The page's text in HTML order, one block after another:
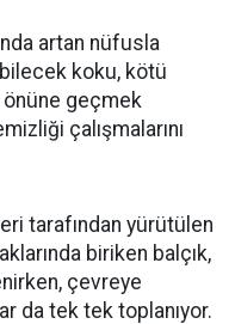
artan nüfusla
koku, kötü
önüne geçmek
çalışmalarını
tarafından yürütülen
biriken balçık,
çevreye
da tek tek toplanıyor.